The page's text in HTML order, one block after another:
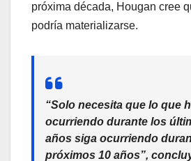
próxima década, Hougan cree
podría materializarse.
“Solo necesita que lo que
ocurriendo durante los
años siga ocurriendo
próximos 10 años”,